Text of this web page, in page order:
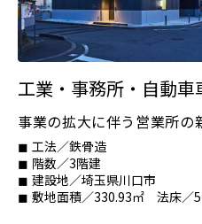
工業・事務所・自動車
事業の拡大に伴う営業所の
工法／鉄骨造
階数／3階建
建設地／埼玉県川口市
敷地面積／330.93㎡ 法床／